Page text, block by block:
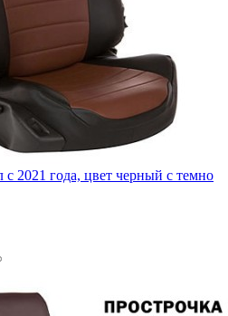
2021 года, цвет черный с темно